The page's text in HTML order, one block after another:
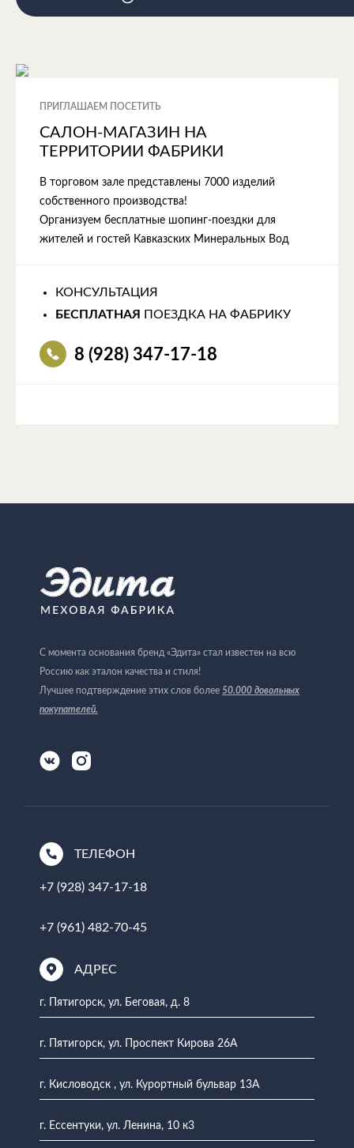
ПРИГЛАШАЕМ ПОСЕТИТЬ
САЛОН-МАГАЗИН НА
ТЕРРИТОРИИ ФАБРИКИ
В торговом зале представлены 7000 изделий
собственного производства!
Организуем бесплатные шопинг-поездки для
жителей и гостей Кавказских Минеральных Вод
КОНСУЛЬТАЦИЯ
БЕСПЛАТНАЯ
ПОЕЗДКА НА ФАБРИКУ
8 (928) 347-17-18
С момента основания бренд «Эдита» стал известен на всю
Россию как эталон качества и стиля!
Лучшее подтверждение этих слов более 50.000 довольных
покупателей.
ТЕЛЕФОН
+7 (928) 347-17-18
+7 (961) 482-70-45
АДРЕС
г. Пятигорск, ул. Беговая, д. 8
г. Пятигорск, ул. Проспект Кирова 26А
г. Кисловодск , ул. Курортный бульвар 13А
г. Ессентуки, ул. Ленина, 10 к3